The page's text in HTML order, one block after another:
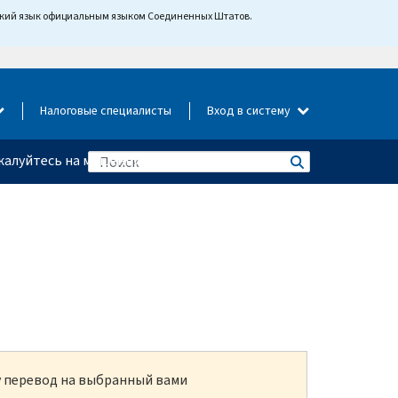
язык официальным языком Соединенных Штатов.
Налоговые специалисты Вход в систему
на мошенничество
перевод на выбранный вами